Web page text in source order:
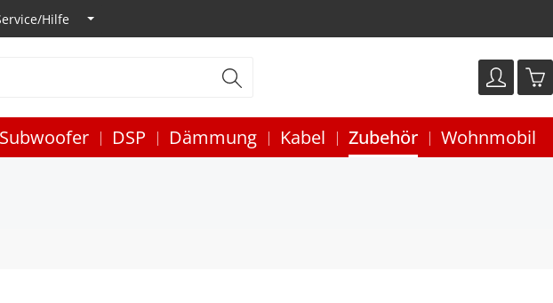
Hilfe
Subwoofer DSP Dämmung Kabel Zubehör Wohnmobil